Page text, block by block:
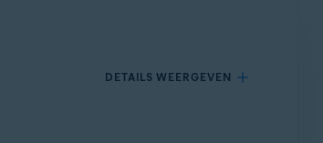
DETAILS WEERGEVEN